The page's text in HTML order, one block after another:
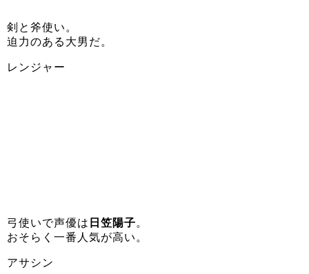
剣と斧使い。
迫力のある大男だ。
レンジャー
弓使いで声優は 日笠陽子。
おそらく一番人気が高い。
アサシン